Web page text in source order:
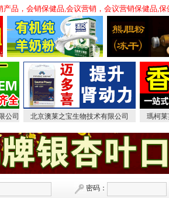
，会销保健品,会议营销，会议营销保健品,保
公司 北京澳莱之宝生物技术有限公司 瑪柯
密码：